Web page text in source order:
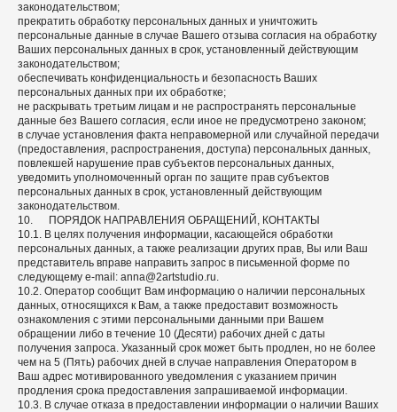
законодательством;
прекратить обработку персональных данных и уничтожить
персональные данные в случае Вашего отзыва согласия на обработку
Ваших персональных данных в срок, установленный действующим
законодательством;
обеспечивать конфиденциальность и безопасность Ваших
персональных данных при их обработке;
не раскрывать третьим лицам и не распространять персональные
данные без Вашего согласия, если иное не предусмотрено законом;
в случае установления факта неправомерной или случайной передачи
(предоставления, распространения, доступа) персональных данных,
повлекшей нарушение прав субъектов персональных данных,
уведомить уполномоченный орган по защите прав субъектов
персональных данных в срок, установленный действующим
законодательством.
10. ПОРЯДОК НАПРАВЛЕНИЯ ОБРАЩЕНИЙ, КОНТАКТЫ
10.1. В целях получения информации, касающейся обработки
персональных данных, а также реализации других прав, Вы или Ваш
представитель вправе направить запрос в письменной форме по
следующему e-mail: anna@2artstudio.ru.
10.2. Оператор сообщит Вам информацию о наличии персональных
данных, относящихся к Вам, а также предоставит возможность
ознакомления с этими персональными данными при Вашем
обращении либо в течение 10 (Десяти) рабочих дней с даты
получения запроса. Указанный срок может быть продлен, но не более
чем на 5 (Пять) рабочих дней в случае направления Оператором в
Ваш адрес мотивированного уведомления с указанием причин
продления срока предоставления запрашиваемой информации.
10.3. В случае отказа в предоставлении информации о наличии Ваших